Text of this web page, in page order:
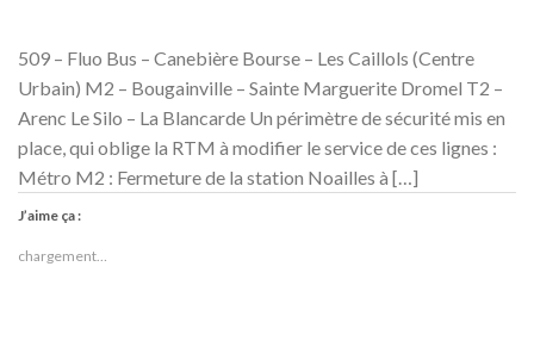
509 – Fluo Bus – Canebière Bourse – Les Caillols (Centre
Urbain) M2 – Bougainville – Sainte Marguerite Dromel T2 –
Arenc Le Silo – La Blancarde Un périmètre de sécurité mis en
place, qui oblige la RTM à modifier le service de ces lignes :
Métro M2 : Fermeture de la station Noailles à […]
J’aime ça :
chargement…